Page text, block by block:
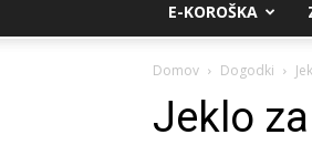
E-KOROŠKA
Domov Dogodki
Jeklo